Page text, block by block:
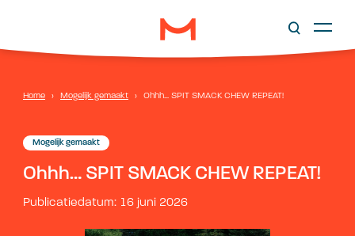
Home › Mogelijk gemaakt › Ohhh… SPIT SMACK CHEW REPEAT!
Mogelijk gemaakt
Ohhh… SPIT SMACK CHEW REPEAT!
Publicatiedatum: 16 juni 2026